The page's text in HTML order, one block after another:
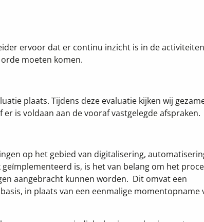
ervoor dat er continu inzicht is in de
moeten komen.
plaats. Tijdens deze evaluatie kijken wij
is voldaan aan de vooraf vastgelegde afspraken.
op het gebied van digitalisering,
is, is het van belang om het
aangebracht kunnen worden. Dit omvat een
in plaats van een eenmalige momentopname